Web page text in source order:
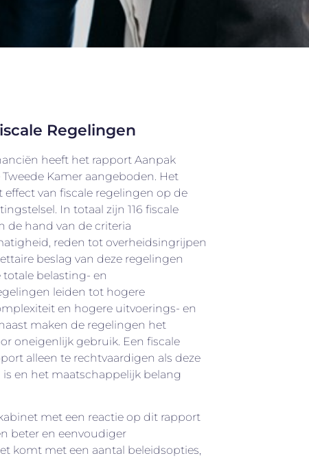
Regelingen
heeft het rapport Aanpak
Kamer aangeboden. Het
van fiscale regelingen op de
In totaal zijn 116 fiscale
de hand van de criteria
reden tot overheidsingrijpen
beslag van deze regelingen
totale belasting- en
leiden tot hogere
en hogere uitvoerings- en
maken de regelingen het
oneigenlijk gebruik. Een fiscale
alleen te rechtvaardigen als deze
en het maatschappelijk belang
met een reactie op dit rapport
beter en eenvoudiger
komt met een aantal beleidsopties,